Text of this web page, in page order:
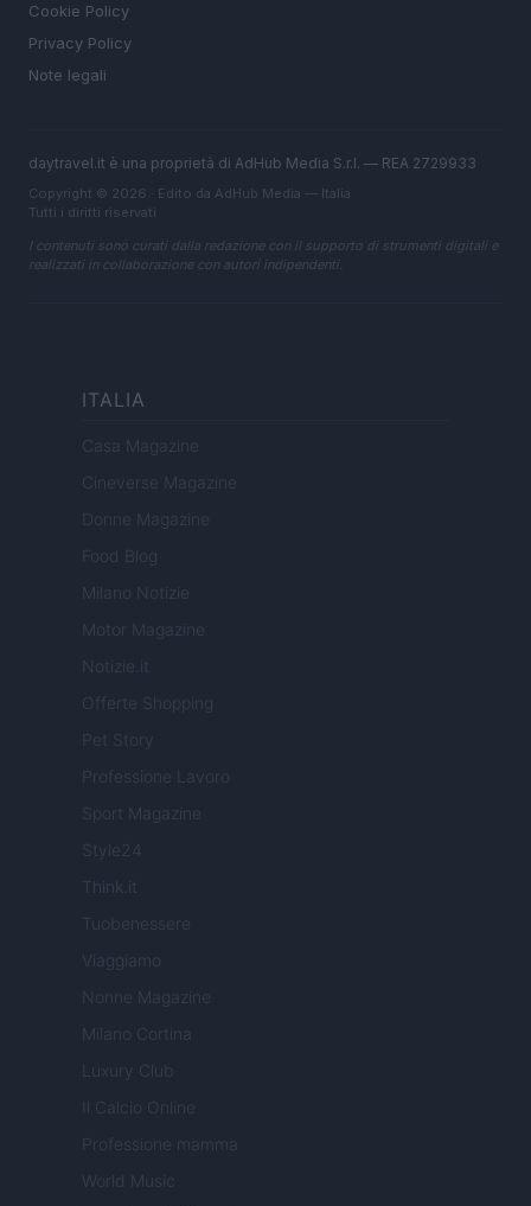
Cookie Policy
Privacy Policy
Note legali
daytravel.it è una proprietà di AdHub Media S.r.l. — REA 2729933
Copyright © 2026 · Edito da AdHub Media — Italia
Tutti i diritti riservati
I contenuti sono curati dalla redazione con il supporto di strumenti digitali e
realizzati in collaborazione con autori indipendenti.
ITALIA
Casa Magazine
Cineverse Magazine
Donne Magazine
Food Blog
Milano Notizie
Motor Magazine
Notizie.it
Offerte Shopping
Pet Story
Professione Lavoro
Sport Magazine
Style24
Think.it
Tuobenessere
Viaggiamo
Nonne Magazine
Milano Cortina
Luxury Club
Il Calcio Online
Professione mamma
World Music